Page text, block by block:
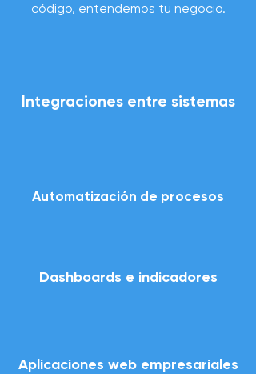
código, entendemos tu negocio.
Integraciones entre sistemas
Automatización de procesos
Dashboards e indicadores
Aplicaciones web empresariales